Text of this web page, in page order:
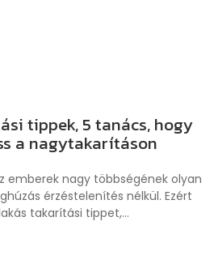
tippek, 5 tanács, hogy
a nagytakarításon
emberek nagy többségének olyan
érzéstelenítés nélkül. Ezért
takarítási tippet,...